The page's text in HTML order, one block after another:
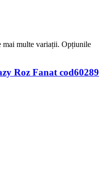
mai multe variații. Opțiunile
Roz Fanat cod60289